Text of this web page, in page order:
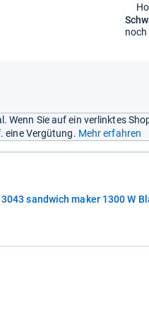
noch
Wenn Sie auf ein verlinktes
eine Vergütung. Mehr erfahren
sandwich maker 1300 W